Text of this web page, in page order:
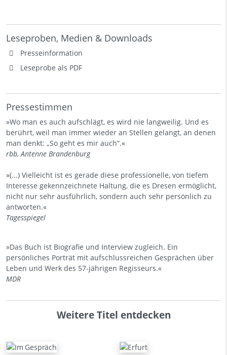
Leseproben, Medien & Downloads
Presseinformation
Leseprobe als PDF
Pressestimmen
»Wo man es auch aufschlägt, es wird nie langweilig. Und es
berührt, weil man immer wieder an Stellen gelangt, an denen
man denkt: „So geht es mir auch“.«
rbb, Antenne Brandenburg
»(...) Vielleicht ist es gerade diese professionelle, von tiefem
Interesse gekennzeichnete Haltung, die es Dresen ermöglicht,
nicht nur sehr ausführlich, sondern auch sehr persönlich zu
antworten.«
Tagesspiegel
»Das Buch ist Biografie und Interview zugleich. Ein
persönliches Porträt mit aufschlussreichen Gesprächen über
Leben und Werk des 57-jährigen Regisseurs.«
MDR
Weitere Titel entdecken